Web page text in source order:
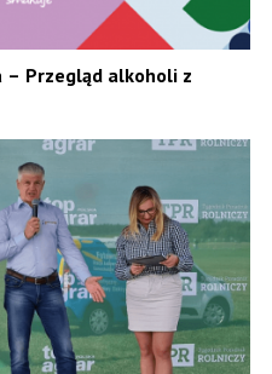
– Przegląd alkoholi z